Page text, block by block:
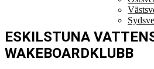
ESKILSTUNA
WAKEBOARDKLUBB